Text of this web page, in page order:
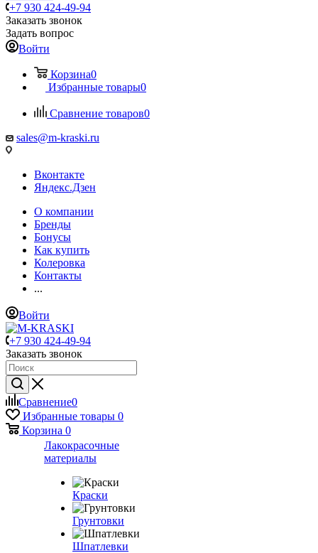
+7 930 424-49-94
Заказать звонок
Задать вопрос
Войти
Корзина0
Избранные товары0
Сравнение товаров0
sales@m-kraski.ru
Вконтакте
Яндекс.Дзен
О компании
Бренды
Бонусы
Как купить
Колеровка
Контакты
...
Войти
+7 930 424-49-94
Заказать звонок
Сравнение0
Избранные товары 0
Корзина 0
Лакокрасочные
материалы
Краски
Грунтовки
Шпатлевки